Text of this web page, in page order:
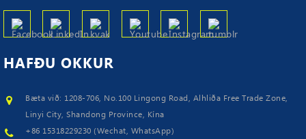
HAFÐU OKKUR
Bæta við: 1208-706, No.100 Lingong Road, Alhliða Free Trade Zone,
Linyi City, Shandong Province, Kína
+86 15318229230 (Wechat, WhatsApp)